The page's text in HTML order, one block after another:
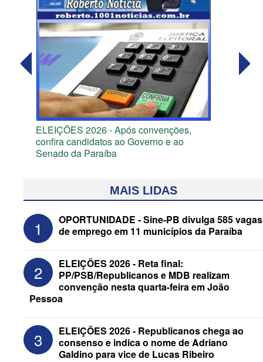
ELEIÇÕES 2026 - Após convenções,
confira candidatos ao Governo e ao
Senado da Paraíba
ELEIÇÕES 2026 - Senado: Novo
anuncia Zé Carneiro e Pastor Jader
Medeiros na suplência de Major Fábio
MAIS LIDAS
1
OPORTUNIDADE - Sine-PB divulga 585 vagas
de emprego em 11 municípios da Paraíba
2
ELEIÇÕES 2026 - Reta final:
PP/PSB/Republicanos e MDB realizam
convenção nesta quarta-feira em João
Pessoa
3
ELEIÇÕES 2026 - Republicanos chega ao
consenso e indica o nome de Adriano
Galdino para vice de Lucas Ribeiro